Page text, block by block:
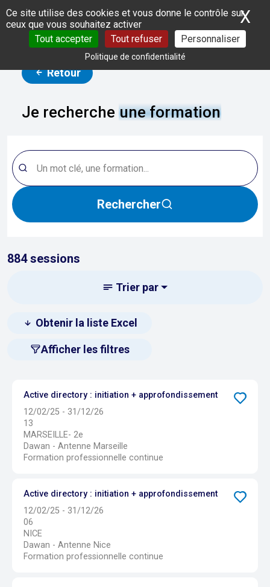
Panneau de gestion des cookies
Ce site utilise des cookies et vous donne le contrôle sur
ceux que vous souhaitez activer
Tout accepter
Tout refuser Personnaliser
Politique de confidentialité
X
Retour
Je recherche une formation
Rechercher
Afficher les filtres
884sessions
Trier par
Obtenir la liste Excel
Active directory : initiation + approfondissement
12/02/25 - 31/12/26
13
MARSEILLE- 2e
Dawan - Antenne Marseille
Formation professionnelle continue
Active directory : initiation + approfondissement
12/02/25 - 31/12/26
06
NICE
Dawan - Antenne Nice
Formation professionnelle continue